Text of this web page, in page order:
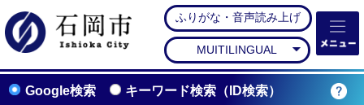
石岡市公式ホームペー
ふりがな・音声読み上げ
MUITILINGUAL
Google検索 キーワード検索（ID検索）